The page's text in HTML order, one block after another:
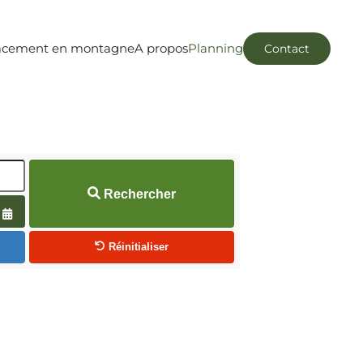
en montagneA proposPlanning Contact
Ouvrir le calendrier
Rechercher
Réinitialiser